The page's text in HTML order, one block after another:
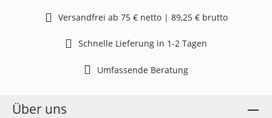
Versandfrei ab 75 € netto | 89,25 € brutto
Schnelle Lieferung in 1-2 Tagen
Umfassende Beratung
Über uns